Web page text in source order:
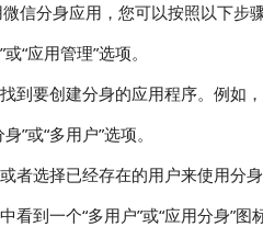
信分身应用，您可以按照以下步
“应用管理”选项。
到要创建分身的应用程序。例如，
”或“多用户”选项。
者选择已经存在的用户来使用分
到一个“多用户”或“应用分身”图